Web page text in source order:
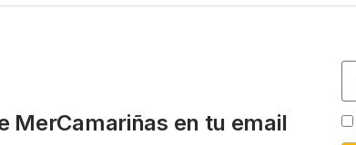
MerCamariñas en tu email